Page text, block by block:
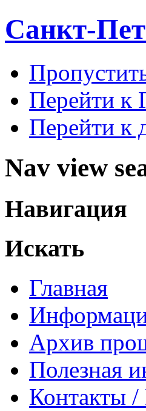
Санкт-
Перейти к
Перейти к
Nav view
Навигация
Искать
Главная
Архив
Полезная
Контакты /